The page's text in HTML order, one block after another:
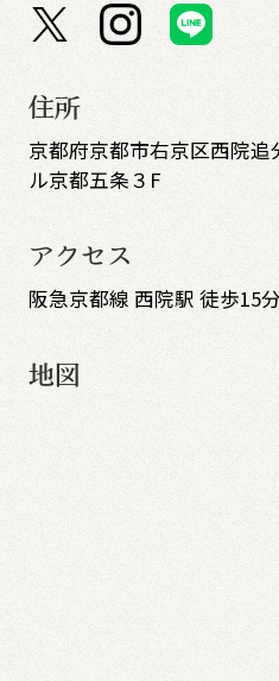
住所
京都府京都市右京区西院
ル京都五条３F
アクセス
阪急京都線 西院駅 徒歩15
地図